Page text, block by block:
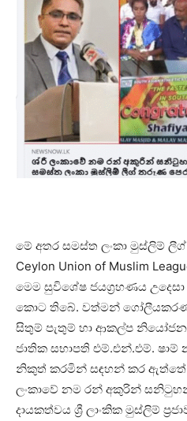
මේ අතර සමස්ත ලංකා මුස්ලිම්
Ceylon Union of Muslim
මෙම සුවිශේෂ ජයග්‍රහණය
කොට තිබේ. වත්මන් ගෝලීයකරණ
සිතුම් පැතුම් හා ආකල්ප
ජාතික සභාපති එම්.එන්.එම්.
නිකුත් කරමින් සඳහන් කර ඇත්තේ
ලංකාවේ නම රන් අකුරින්
දායකත්වය ශ්‍රී ලාංකික මුස්ලිම්